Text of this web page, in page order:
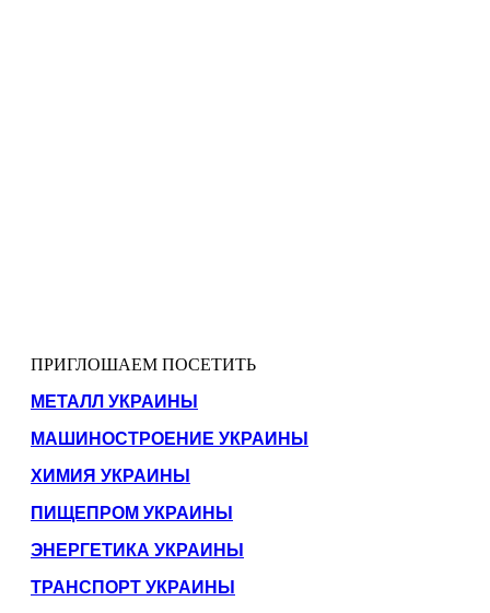
ПРИГЛОШАЕМ ПОСЕТИТЬ
МЕТАЛЛ УКРАИНЫ
МАШИНОСТРОЕНИЕ УКРАИНЫ
ХИМИЯ УКРАИНЫ
ПИЩЕПРОМ УКРАИНЫ
ЭНЕРГЕТИКА УКРАИНЫ
ТРАНСПОРТ УКРАИНЫ